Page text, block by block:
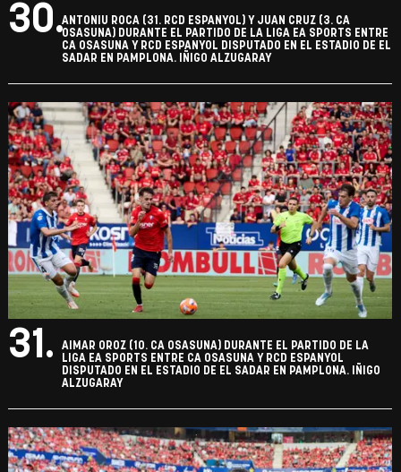
30.ANTONIU ROCA (31. RCD ESPANYOL) Y JUAN CRUZ (3. CA
OSASUNA) DURANTE EL PARTIDO DE LA LIGA EA SPORTS ENTRE
CA OSASUNA Y RCD ESPANYOL DISPUTADO EN EL ESTADIO DE EL
SADAR EN PAMPLONA. IÑIGO ALZUGARAY
31.
AIMAR OROZ (10. CA OSASUNA) DURANTE EL PARTIDO DE LA
LIGA EA SPORTS ENTRE CA OSASUNA Y RCD ESPANYOL
DISPUTADO EN EL ESTADIO DE EL SADAR EN PAMPLONA. IÑIGO
ALZUGARAY